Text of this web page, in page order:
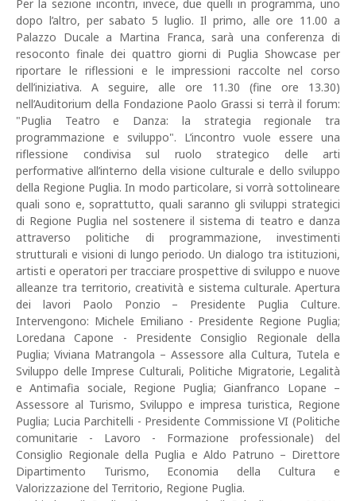
Per la sezione incontri, invece, due quelli in programma, uno
dopo l’altro, per sabato 5 luglio. Il primo, alle ore 11.00 a
Palazzo Ducale a Martina Franca, sarà una conferenza di
resoconto finale dei quattro giorni di Puglia Showcase per
riportare le riflessioni e le impressioni raccolte nel corso
dell’iniziativa. A seguire, alle ore 11.30 (fine ore 13.30)
nell’Auditorium della Fondazione Paolo Grassi si terrà il forum:
"Puglia Teatro e Danza: la strategia regionale tra
programmazione e sviluppo". L’incontro vuole essere una
riflessione condivisa sul ruolo strategico delle arti
performative all’interno della visione culturale e dello sviluppo
della Regione Puglia. In modo particolare, si vorrà sottolineare
quali sono e, soprattutto, quali saranno gli sviluppi strategici
di Regione Puglia nel sostenere il sistema di teatro e danza
attraverso politiche di programmazione, investimenti
strutturali e visioni di lungo periodo. Un dialogo tra istituzioni,
artisti e operatori per tracciare prospettive di sviluppo e nuove
alleanze tra territorio, creatività e sistema culturale. Apertura
dei lavori Paolo Ponzio – Presidente Puglia Culture.
Intervengono: Michele Emiliano - Presidente Regione Puglia;
Loredana Capone - Presidente Consiglio Regionale della
Puglia; Viviana Matrangola – Assessore alla Cultura, Tutela e
Sviluppo delle Imprese Culturali, Politiche Migratorie, Legalità
e Antimafia sociale, Regione Puglia; Gianfranco Lopane –
Assessore al Turismo, Sviluppo e impresa turistica, Regione
Puglia; Lucia Parchitelli - Presidente Commissione VI (Politiche
comunitarie - Lavoro - Formazione professionale) del
Consiglio Regionale della Puglia e Aldo Patruno – Direttore
Dipartimento Turismo, Economia della Cultura e
Valorizzazione del Territorio, Regione Puglia.